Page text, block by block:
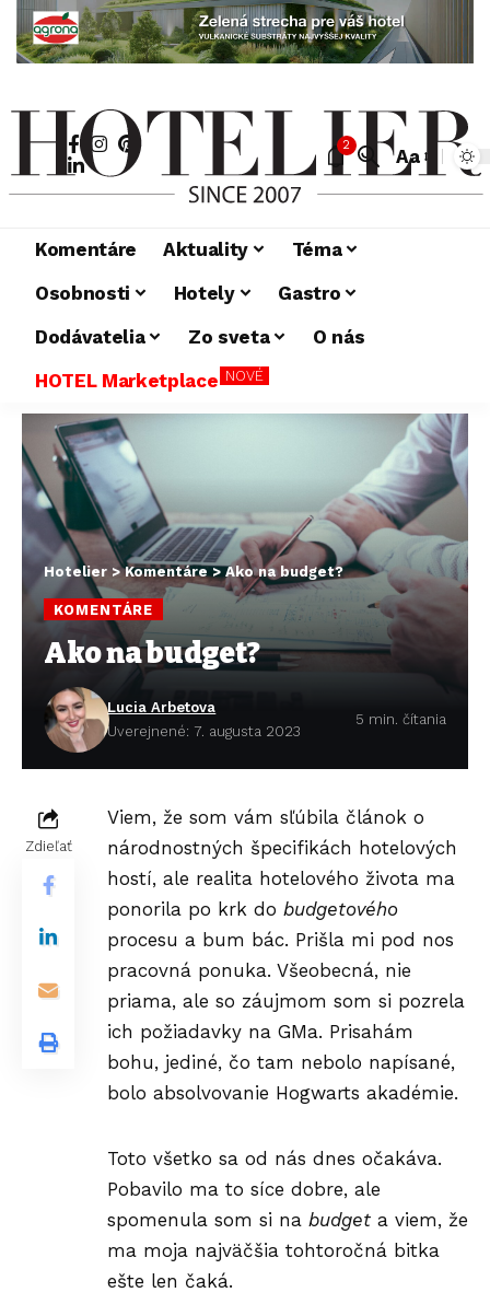
2
Aa
Komentáre Aktuality
Téma
Osobnosti
Hotely
Gastro
Dodávatelia
Zo sveta
O nás
HOTEL Marketplace NOVÉ
Hotelier >Komentáre>Ako na budget?
KOMENTÁRE
Ako na budget?
Lucia Arbetova
Uverejnené: 7. augusta 2023
5 min. čítania
Zdieľať
Viem, že som vám sľúbila článok o
národnostných špecifikách hotelových
hostí, ale realita hotelového života ma
ponorila po krk do budgetového
procesu a bum bác. Prišla mi pod nos
pracovná ponuka. Všeobecná, nie
priama, ale so záujmom som si pozrela
ich požiadavky na GMa. Prisahám
bohu, jediné, čo tam nebolo napísané,
bolo absolvovanie Hogwarts akadémie.
Toto všetko sa od nás dnes očakáva.
Pobavilo ma to síce dobre, ale
spomenula som si na budget a viem, že
ma moja najväčšia tohtoročná bitka
ešte len čaká.